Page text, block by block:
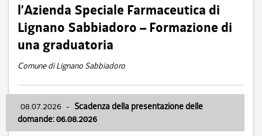
l’Azienda Speciale Farmaceutica di
Lignano Sabbiadoro – Formazione di
una graduatoria
Comune di Lignano Sabbiadoro
08.07.2026 - Scadenza della presentazione delle
domande: 06.08.2026